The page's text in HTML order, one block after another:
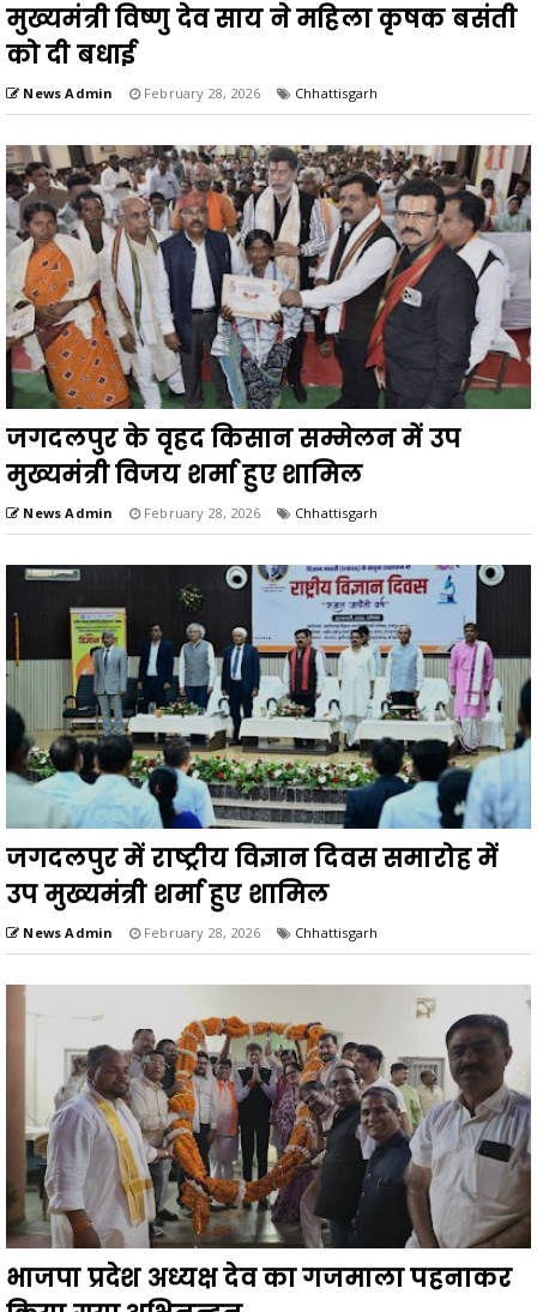
मुख्यमंत्री विष्णु देव साय ने महिला कृषक बसंती
को दी बधाई
News Admin February 28, 2026 Chhattisgarh
जगदलपुर के वृहद किसान सम्मेलन में उप
मुख्यमंत्री विजय शर्मा हुए शामिल
News Admin February 28, 2026 Chhattisgarh
जगदलपुर में राष्ट्रीय विज्ञान दिवस समारोह में
उप मुख्यमंत्री शर्मा हुए शामिल
News Admin February 28, 2026 Chhattisgarh
भाजपा प्रदेश अध्यक्ष देव का गजमाला पहनाकर